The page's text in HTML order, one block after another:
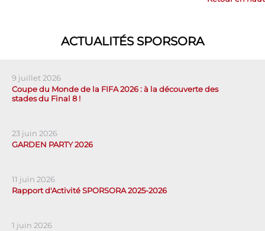
ACTUALITÉS SPORSORA
9 juillet 2026
Coupe du Monde de la FIFA 2026 : à la découverte des
stades du Final 8 !
23 juin 2026
GARDEN PARTY 2026
11 juin 2026
Rapport d'Activité SPORSORA 2025-2026
1 juin 2026